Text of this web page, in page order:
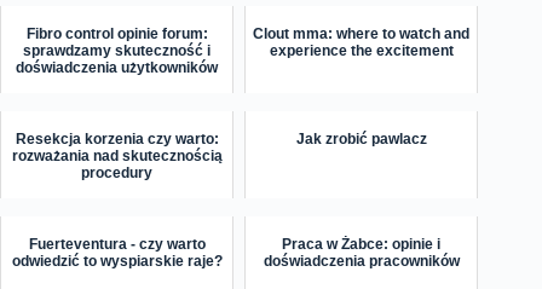
Fibro control opinie forum:
sprawdzamy skuteczność i
doświadczenia użytkowników
Clout mma: where to watch and
experience the excitement
Resekcja korzenia czy warto:
rozważania nad skutecznością
procedury
Jak zrobić pawlacz
Fuerteventura - czy warto
odwiedzić to wyspiarskie raje?
Praca w Żabce: opinie i
doświadczenia pracowników